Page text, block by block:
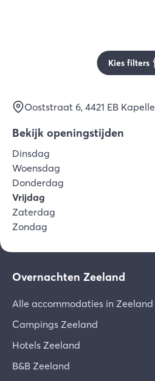
Kies filters
Ooststraat 6, 4421 EB Kapelle
Bekijk openingstijden
Dinsdag
Woensdag
Donderdag
Vrijdag
Zaterdag
Zondag
Overnachten Zeeland
Alle accommodaties in Zeeland
Campings Zeeland
Hotels Zeeland
B&B Zeeland